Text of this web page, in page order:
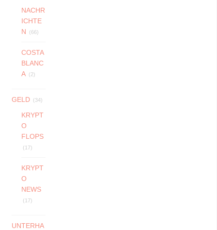
NACHR
ICHTE
N
(66)
COSTA
BLANC
A (2)
GELD (34)
KRYPT
O
FLOPS
(17)
KRYPT
O
NEWS
(17)
UNTERHA